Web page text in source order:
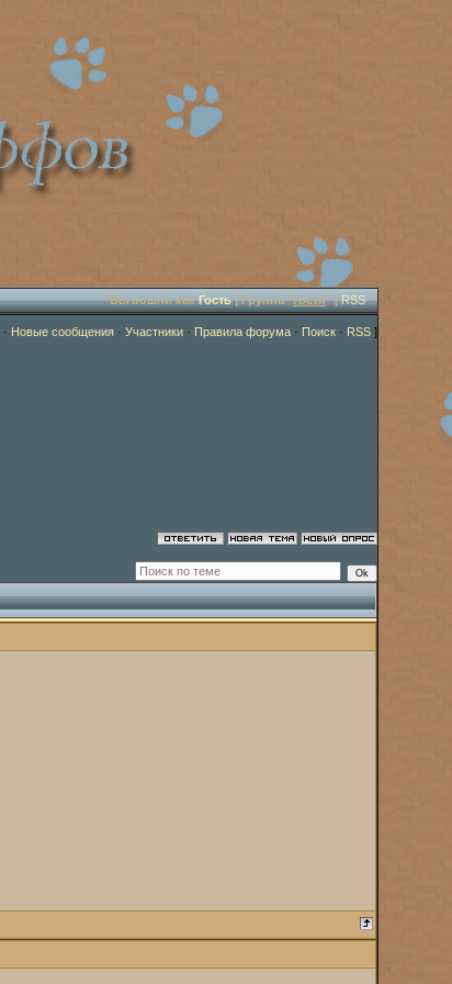
Вы вошли какГость| Группа "Гости" |RSS
· Новые сообщения · Участники · Правила форума · Поиск · RSS ]